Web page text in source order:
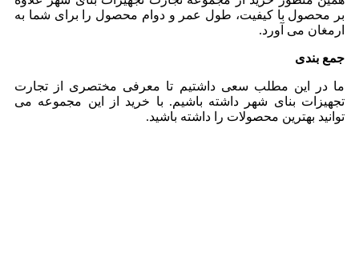
بر محصول با کیفیت، طول عمر و دوام محصول را برای شما به
ارمغان می آورد.
جمع بندی
ما در این مطلب سعی داشتیم تا معرفی مختصری از تجارت
تجهیزات بنای شهر داشته باشیم. با خرید از این مجموعه می
توانید بهترین محصولات را داشته باشید.